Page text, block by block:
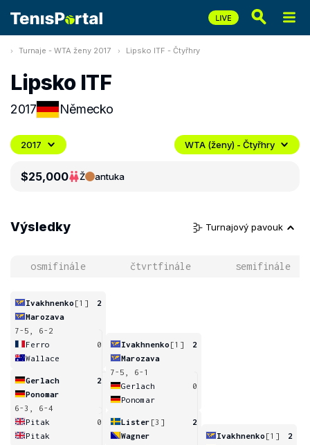
Turnaje - WTA ženy 2017 Lipsko ITF - Čtyřhry
Lipsko ITF
2017 Německo
2017 WTA (ženy) - Čtyřhry
$25,000 Ž antuka
Výsledky Turnajový pavouk
osmifinále čtvrtfinále semifinále
Ivakhnenko [1]
2
Marozava
7-5, 6-2
Ferro
0
Wallace
Gerlach
2
Ponomar
6-3, 6-4
Pitak
0
Pitak
Ivakhnenko [1]
2
Marozava
7-5, 6-1
Gerlach
0
Ponomar
Lister [3]
2
Wagner
Ivakhnenko [1]
2